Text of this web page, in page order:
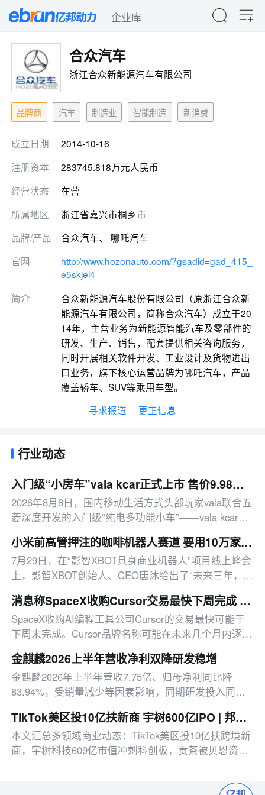
企业库
合众汽车
浙江合众新能源汽车有限公司
品牌商 汽车 制造业 智能制造 新消费
成立日期
2014-10-16
注册资本
283745.818万元人民币
经营状态
在营
所属地区
浙江省嘉兴市桐乡市
品牌/产品
合众汽车、 哪吒汽车
官网
http://www.hozonauto.com/?gsadid=gad_415_
e5skjel4
简介
合众新能源汽车股份有限公司（原浙江合众新
能源汽车有限公司，简称合众汽车）成立于20
14年，主营业务为新能源智能汽车及零部件的
研发、生产、销售，配套提供相关咨询服务，
同时开展相关软件开发、工业设计及货物进出
口业务，旗下核心运营品牌为哪吒汽车，产品
覆盖轿车、SUV等乘用车型。
寻求报道
更正信息
行业动态
入门级“小房车”vala kcar正式上市 售价9.98万元起
2026年8月8日，国内移动生活方式头部玩家vala联合五
菱深度开发的入门级“纯电多功能小车”——vala kcar正
价13.96万元。
小米前高管押注的咖啡机器人赛道 要用10万家门店PK瑞幸们？
7月29日，在“影智XBOT具身商业机器人”项目线上峰会
上，影智XBOT创始人、CEO唐沐给出了“未来三年，国
字是瑞幸与库迪国内在营门店数量总和的两倍。
消息称SpaceX收购Cursor交易最快下周完成 新产品或启用Grok品牌
SpaceX收购AI编程工具公司Cursor的交易最快可能于
下周末完成。Cursor品牌名称可能在未来几个月内逐步
金麒麟2026上半年营收净利双降研发稳增
金麒麟2026年上半年营收7.75亿、归母净利同比降
83.94%，受销量减少等因素影响，同期研发投入同比
TikTok美区投10亿扶新商 宇树600亿IPO | 邦小白日报
本文汇总多领域商业动态：TikTok美区投10亿扶跨境新
商，宇树科技609亿市值冲刺科创板，贡茶被贝恩资本